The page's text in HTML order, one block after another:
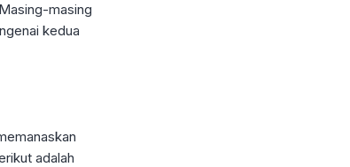
masing
kedua
adalah